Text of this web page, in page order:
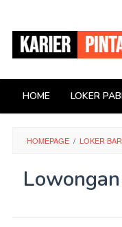
konten
HOME LOKER
HOMEPAGE / LOKER